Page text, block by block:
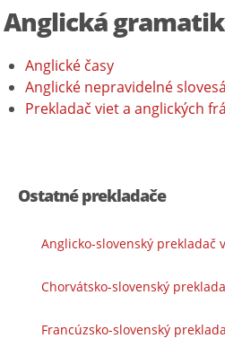
Anglická
Anglické časy
Anglické nepravidelné slovesá
Prekladač viet a anglických
Ostatné prekladače
Anglicko-slovenský prekladač
Chorvátsko-slovenský
Francúzsko-slovenský